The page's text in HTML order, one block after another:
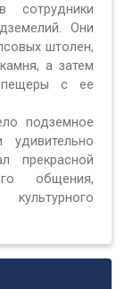
сотрудники
Они
штолен,
а затем
пещеры с ее
подземное
прекрасной
общения,